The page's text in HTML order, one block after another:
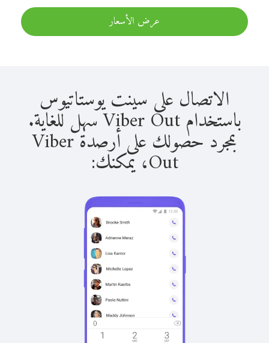
عرض الأسعار
الاتصال على سينت يوستاتيوس
باستخدام Viber Out سهل للغاية.
بمجرد حصولك على أرصدة Viber
Out، يمكنك: